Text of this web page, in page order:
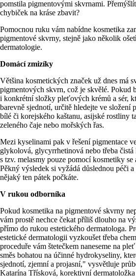
pomstila pigmentovými skvrnami.
chybiček na kráse zbavit?
Pomocnou ruku vám nabídne kosmetika
pigmentové skvrny, stejně jako několik
dermatologie.
Domácí zmizíky
Většina kosmetických značek už dnes má
pigmentových skvrn, což je skvělé. Pokud
i konkrétní složky pleťových krémů a sér,
barevně sjednotí, určitě hledejte ve složení
bílé či korejského kaštanu, asijské rostliny
zeleného čaje nebo mořských řas.
Mezi kyselinami pak v řešení pigmentace
glykolová, glycyrrhetinová nebo třeba
s tzv. melasmy pouze pomocí kosmetiky
Pěkný výsledek si vyžádá důslednou péči
nějaký ten pátek počkáte.
V rukou odborníka
Pokud kosmetika na pigmentové skvrny
vám prostě nechce čekat příliš dlouho na
přímo do rukou estetického dermatologa.
estetické dermatologii vyzkoušet třeba
proceduře vám štetečkem naneseme na
směs bohatou na účinné hydrokyseliny,
sjednotí, zjemní a projasní," vysvětluje
Katarína Třísková, korektivní